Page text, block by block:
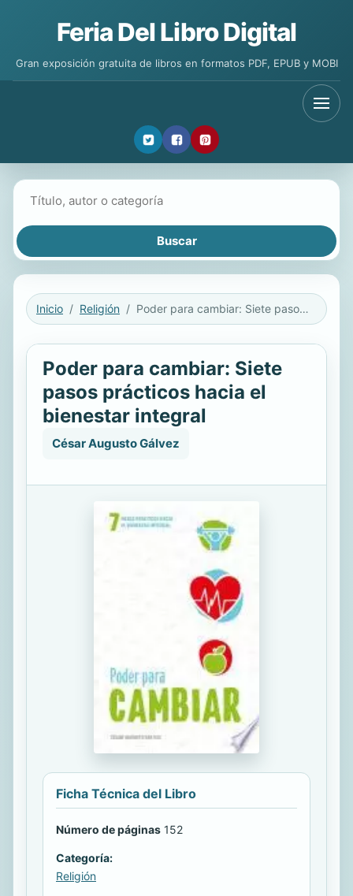
Feria Del Libro Digital
Gran exposición gratuita de libros en formatos PDF, EPUB y MOBI
Inicio Religión Poder para cambiar: Siete pasos prácticos hacia el bienestar integral
Poder para cambiar: Siete
pasos prácticos hacia el
bienestar integral
César Augusto Gálvez
Ficha Técnica del Libro
Número de páginas 152
Categoría:
Religión